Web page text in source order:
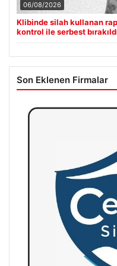
06/08/2026
Klibinde silah kullanan
kontrol ile serbest
Son Eklenen Firmalar